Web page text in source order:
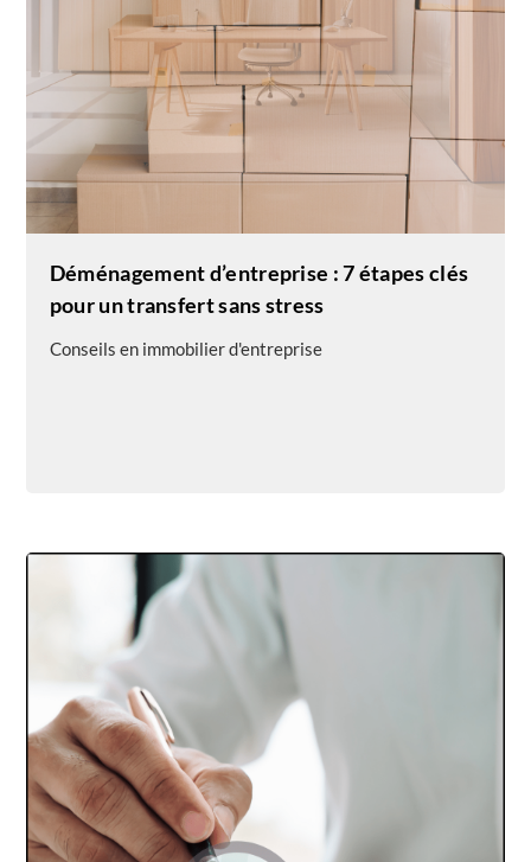
Déménagement d’entreprise : 7 étapes clés
pour un transfert sans stress
Conseils en immobilier d'entreprise